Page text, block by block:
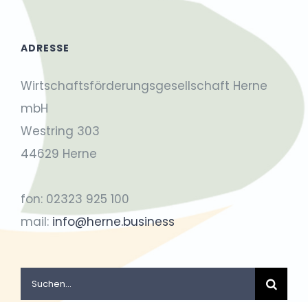
ADRESSE
Wirtschaftsförderungsgesellschaft Herne
mbH
Westring 303
44629 Herne
fon: 02323 925 100
mail: info@herne.business
Suche